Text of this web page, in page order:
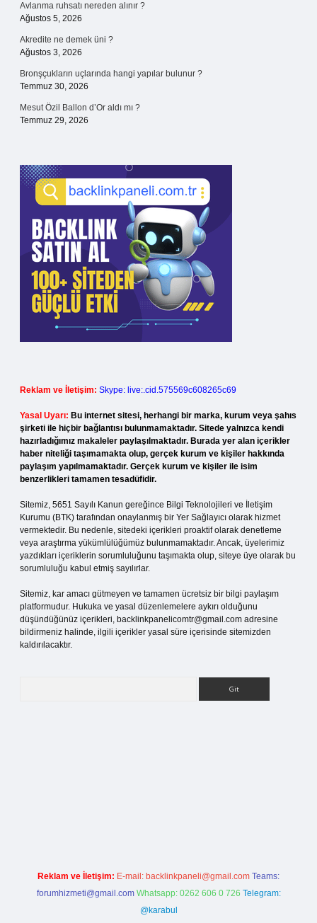
Avlanma ruhsatı nereden alınır ?
Ağustos 5, 2026
Akredite ne demek üni ?
Ağustos 3, 2026
Bronşçukların uçlarında hangi yapılar bulunur ?
Temmuz 30, 2026
Mesut Özil Ballon d’Or aldı mı ?
Temmuz 29, 2026
Reklam ve İletişim: Skype: live:.cid.575569c608265c69
Yasal Uyarı: Bu internet sitesi, herhangi bir marka, kurum veya şahıs
şirketi ile hiçbir bağlantısı bulunmamaktadır. Sitede yalnızca kendi
hazırladığımız makaleler paylaşılmaktadır. Burada yer alan içerikler
haber niteliği taşımamakta olup, gerçek kurum ve kişiler hakkında
paylaşım yapılmamaktadır. Gerçek kurum ve kişiler ile isim
benzerlikleri tamamen tesadüfidir.
Sitemiz, 5651 Sayılı Kanun gereğince Bilgi Teknolojileri ve İletişim
Kurumu (BTK) tarafından onaylanmış bir Yer Sağlayıcı olarak hizmet
vermektedir. Bu nedenle, sitedeki içerikleri proaktif olarak denetleme
veya araştırma yükümlülüğümüz bulunmamaktadır. Ancak, üyelerimiz
yazdıkları içeriklerin sorumluluğunu taşımakta olup, siteye üye olarak bu
sorumluluğu kabul etmiş sayılırlar.
Sitemiz, kar amacı gütmeyen ve tamamen ücretsiz bir bilgi paylaşım
platformudur. Hukuka ve yasal düzenlemelere aykırı olduğunu
düşündüğünüz içerikleri, backlinkpanelicomtr@gmail.com adresine
bildirmeniz halinde, ilgili içerikler yasal süre içerisinde sitemizden
kaldırılacaktır.
Reklam ve İletişim: E-mail: backlinkpaneli@gmail.com Teams:
forumhizmeti@gmail.com Whatsapp: 0262 606 0 726 Telegram:
@karabul